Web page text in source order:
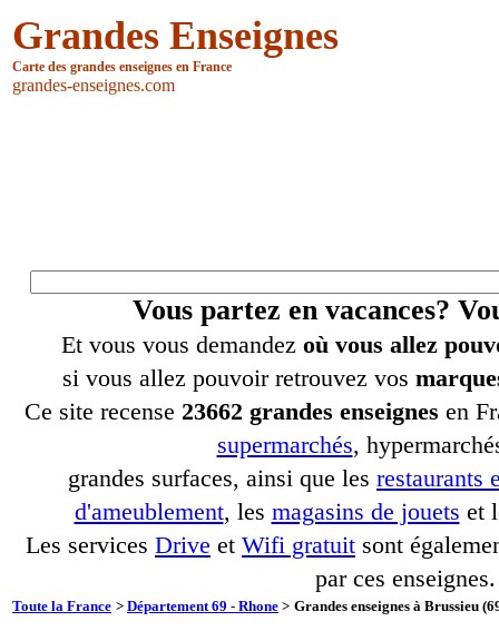
Grandes Enseignes
Carte des grandes enseignes en France
grandes-enseignes.com
Vous partez en vacances?
Et vous vous demandez où vous allez
si vous allez pouvoir retrouvez vos
Ce site recense 23662 grandes enseignes en
supermarchés,
grandes surfaces, ainsi que les restaurants
d'ameublement, les magasins de jouets et
Les services Drive et Wifi gratuit sont
par ces enseignes.
Toute la France > Département 69 - Rhone > Grandes enseignes à Brussieu